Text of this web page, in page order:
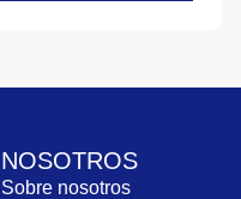
NOSOTROS
Sobre nosotros